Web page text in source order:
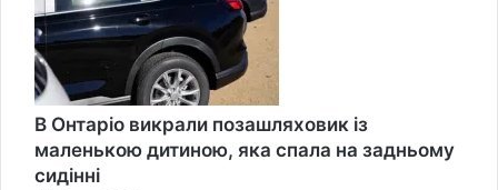
В Онтаріо викрали позашляховик із
маленькою дитиною, яка спала на задньому
сидінні